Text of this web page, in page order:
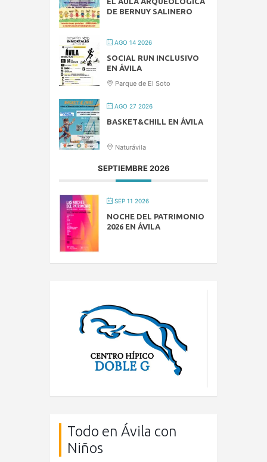
DE BERNUY SALINERO
AGO 14 2026
SOCIAL RUN INCLUSIVO
EN ÁVILA
Parque de El Soto
AGO 27 2026
BASKET&CHILL EN ÁVILA
Naturávila
SEPTIEMBRE 2026
SEP 11 2026
NOCHE DEL PATRIMONIO
2026 EN ÁVILA
Todo en Ávila con
Niños